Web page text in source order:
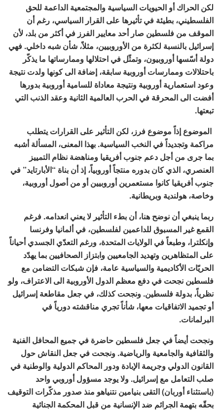
لكن الحراك أو الحيويات السياسية والمجتمعية الداعمة للحق
الفلسطيني، بطيئة في تأثيرها على القرار السياسي، رغم أن
الموقف من فلسطين صار أحد معايير الفرز في أكثر من بلد، لأن
إسرائيل بالنسبة لكثرة من الأوروبيين، مثلاً، شأن شبه داخلي. فهي
دولة أسّسها أوروبيون، وتمثّل في احتلالها وممارساتها ما يذكّر
باحتلالات وممارسات أوروبية سابقة، إضافة الى كونها ولدت نتيجة
وعود استعمارية أوروبية ونتيجة معاداة للسامية أوروبية بدورها
أفضت الى المحرقة في الحرب العالمية الثانية وعقد الذنب التي
تبعتها.
الموضوع إذاً موضوع فرز، لكن التأثير على القرارات يتطلب
مراكمة وتجديداً في النخب السياسية. بهذا المعنى، المسألة أشبه
بما جرى من أجل دعم جنوب أفريقيا ومناهضة نظام التمييز
العنصري، الذي كان بدوره منتجاً أوروبياً، إذ أن بناة “الأبارتايد” في
جنوب أفريقيا كانوا مستعمرين أوروبيين أو من أصول أوروبية،
وخاصة، هولندية وبريطانية.
ربما ينبغي أن نوضح هنا، أن بطء التأثير لا يعني انعدامه. فرغم
القمع غير المسبوق للداعمين لفلسطين، في ألمانيا وفرنسا
وإنكلترا، وطبعاً في الولايات المتحدة، ورغم التعدّي الجسدي أحياناً
على المتظاهرين وتهديد الجامعيين وابتزاز الصحافيين بما يهدّد
الحريّات الأكاديمية والسياسية عامة، فإن شبكات التضامن مع
فلسطين نجحت في دفع معظم الدول الأوروبية الى الاعتراف، ولو
نظرياً، بدولة فلسطين. ونجحت كذلك، في جعل مقاطعة إسرائيل
أو تجميد الاتفاقيات معها، شأناً تجري مناقشته دورياً في
البرلمانات.
ونجحت أيضاً في جعل فلسطين حاضرة في جميع المحافل الفنية
والثقافية والجامعية والرياضية. ونجحت في جعل النقاش حول
القانون الدولي وجريمة الإبادة ودور المحاكم الدولية والوطنية في
صلب التعامل مع إسرائيل. ولا يوجد مسؤول أوروبي واحد
(باستثناء أوربان) التقى بنيامين نتنياهو منذ صدور مذكّرات التوقيف
بحقّه بتهمة الجرائم ضد الإنسانية من قبل المحكمة الجنائية